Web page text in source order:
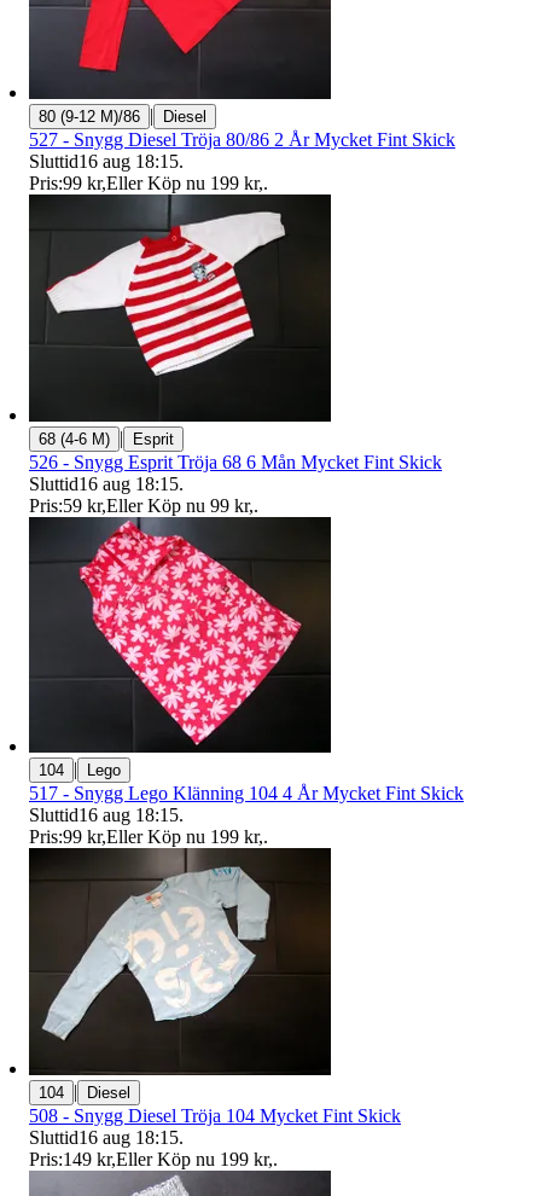
80 (9-12 M)/86 | Diesel
527 - Snygg Diesel Tröja 80/86 2 År Mycket Fint Skick
Sluttid16 aug 18:15.
Pris:99 kr,Eller Köp nu 199 kr,.
68 (4-6 M) | Esprit
526 - Snygg Esprit Tröja 68 6 Mån Mycket Fint Skick
Sluttid16 aug 18:15.
Pris:59 kr,Eller Köp nu 99 kr,.
104 | Lego
517 - Snygg Lego Klänning 104 4 År Mycket Fint Skick
Sluttid16 aug 18:15.
Pris:99 kr,Eller Köp nu 199 kr,.
104 | Diesel
508 - Snygg Diesel Tröja 104 Mycket Fint Skick
Sluttid16 aug 18:15.
Pris:149 kr,Eller Köp nu 199 kr,.